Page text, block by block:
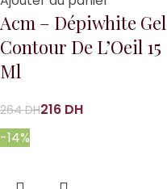
Acm – Dépiwhite Gel
Contour De L’Oeil 15
Ml
264DH216 DH
-14%